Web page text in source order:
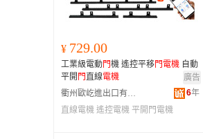
¥ 729.00
工業級電動門機 遙控平移門 電機 自動
平開 門 直線電機
廣告
衢州歐屹進出口有限公司
6年
直線電機 遙控電機 平開門電機